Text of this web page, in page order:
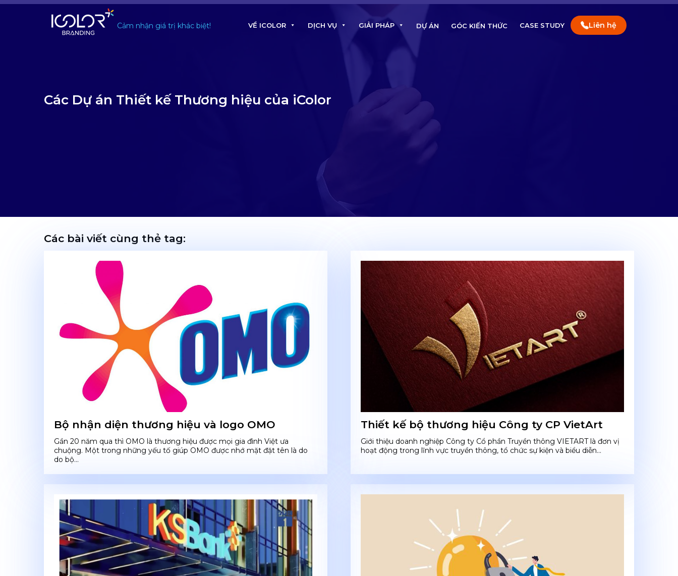
Cảm nhận giá trị khác biệt!
VỀ ICOLOR DỊCH VỤ GIẢI PHÁP DỰ ÁN GÓC KIẾN THỨC CASE STUDY Liên hệ
Các Dự án Thiết kế Thương hiệu của iColor
Các bài viết cùng thẻ tag:
Bộ nhận diện thương hiệu và logo OMO
Gần 20 năm qua thì OMO là thương hiệu được mọi gia đình Việt ưa
chuộng. Một trong những yếu tố giúp OMO được nhớ mặt đặt tên là do
do bộ...
Thiết kế bộ thương hiệu Công ty CP VietArt
Giới thiệu doanh nghiệp Công ty Cổ phần Truyền thông VIETART là đơn vị
hoạt động trong lĩnh vực truyền thông, tổ chức sự kiện và biểu diễn...